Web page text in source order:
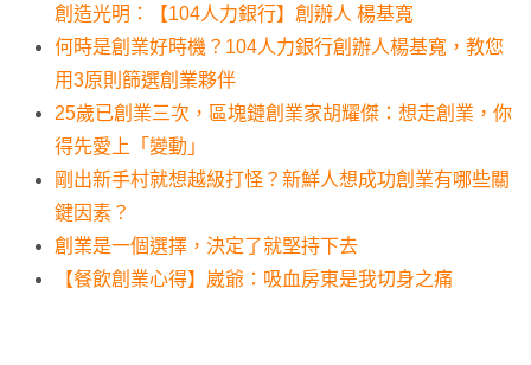
創造光明：【104人力銀行】創辦人 楊基寬
何時是創業好時機？104人力銀行創辦人楊基寬，教您
用3原則篩選創業夥伴
25歲已創業三次，區塊鏈創業家胡耀傑：想走創業，你
得先愛上「變動」
剛出新手村就想越級打怪？新鮮人想成功創業有哪些關
鍵因素？
創業是一個選擇，決定了就堅持下去
【餐飲創業心得】崴爺：吸血房東是我切身之痛